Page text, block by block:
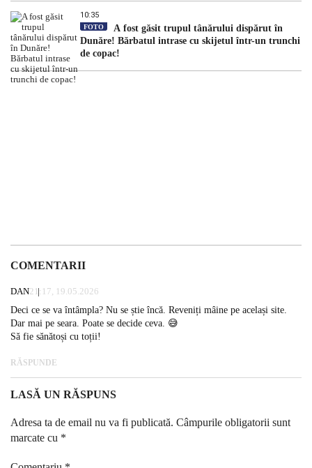
10:35
FOTO
A fost găsit trupul tânărului dispărut în
Dunăre! Bărbatul intrase cu skijetul într-un trunchi
de copac!
COMENTARII
DAN21:17, 19.05.2026
Deci ce se va întâmpla? Nu se știe încă. Reveniți mâine pe același site.
Dar mai pe seara. Poate se decide ceva. 😅
Să fie sănătoși cu toții!
RĂSPUNDE
LASĂ UN RĂSPUNS
Adresa ta de email nu va fi publicată. Câmpurile obligatorii sunt
marcate cu *